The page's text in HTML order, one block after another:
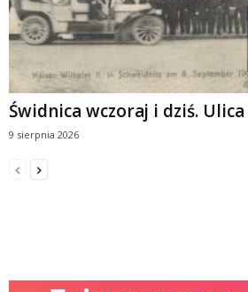
Świdnica wczoraj i dziś.
9 sierpnia 2026